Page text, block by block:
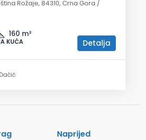
Rožaje, 84310, Crna Gora /
160 m²
KUĆA Detalja
Naprijed